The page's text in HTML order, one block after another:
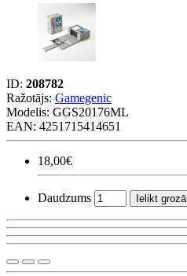
ID: 208782
Ražotājs: Gamegenic
Modelis: GGS20176ML
EAN: 4251715414651
18,00€
Daudzums Ielikt grozā